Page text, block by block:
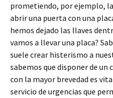
prometiendo, por ejemplo,
abrir una puerta con una
hemos dejado las llaves
vamos a llevar una placa?
suele crear histerismo a
sabemos que disponer de un
con la mayor brevedad es
servicio de urgencias que